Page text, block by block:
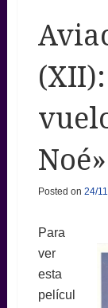
Noé»
Posted on 24/
Para
ver
esta
películ